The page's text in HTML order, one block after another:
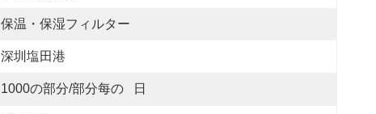
保温・保湿フィルター
深圳塩田港
1000の部分/部分每の   日